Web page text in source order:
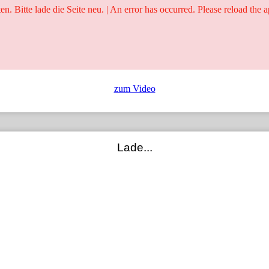
zum Video
Lade...
Bitte lade die Seite neu. | An error has occurred. Please reload the